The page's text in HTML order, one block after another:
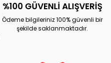
%100 GÜVENLİ ALIŞVERİŞ
Ödeme bilgileriniz 100% güvenli bir
şekilde saklanmaktadır.